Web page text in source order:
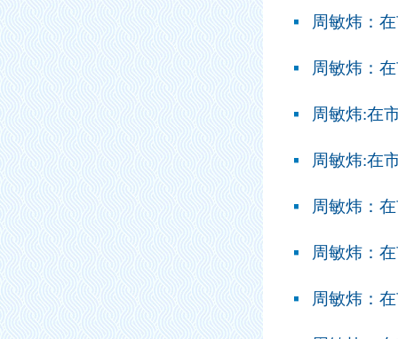
周敏炜：
周敏炜：
周敏炜:在
周敏炜:在
周敏炜：
周敏炜：
周敏炜：